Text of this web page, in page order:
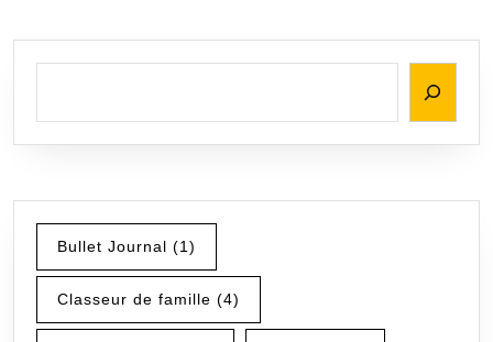
Rechercher
Bullet Journal (1)
Classeur de famille (4)